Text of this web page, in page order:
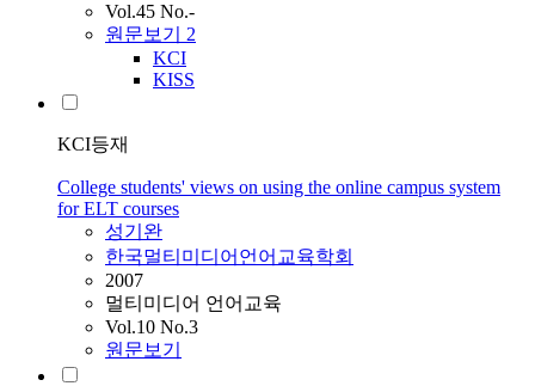
Vol.45 No.-
원문보기 2
KCI
KISS
KCI등재
College students' views on using the online campus system
for ELT courses
성기완
한국멀티미디어언어교육학회
2007
멀티미디어 언어교육
Vol.10 No.3
원문보기